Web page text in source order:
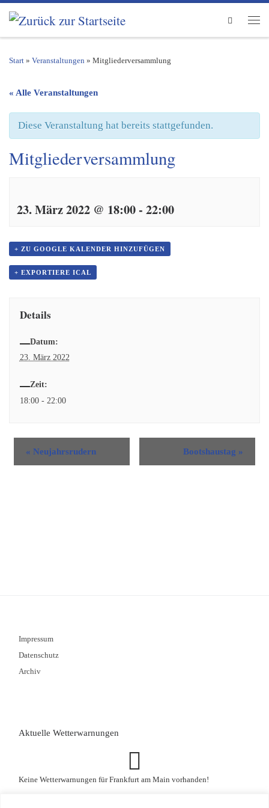
Zum Inhalt springen
Search
Start » Veranstaltungen » Mitgliederversammlung
« Alle Veranstaltungen
Diese Veranstaltung hat bereits stattgefunden.
Mitgliederversammlung
23. März 2022 @ 18:00 - 22:00
+ ZU GOOGLE KALENDER HINZUFÜGEN
+ EXPORTIERE ICAL
Details
Datum:
23. März 2022
Zeit:
18:00 - 22:00
« Neujahrsrudern Bootshaustag »
Impressum
Datenschutz
Archiv
Aktuelle Wetterwarnungen
Keine Wetterwarnungen für Frankfurt am Main vorhanden!